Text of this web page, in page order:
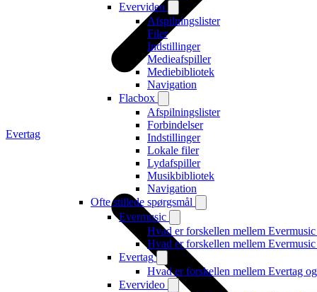
Evervideo
Afspilningslister
Filer
Indstillinger
Medieafspiller
Mediebibliotek
Navigation
Flacbox
Afspilningslister
Forbindelser
Indstillinger
Lokale filer
Lydafspiller
Musikbibliotek
Navigation
Ofte stillede spørgsmål
Evermusic
Hvad er forskellen mellem
Hvad er forskellen mellem
Evertag
Hvad er forskellen mellem Evertag
Evervideo
Evertag